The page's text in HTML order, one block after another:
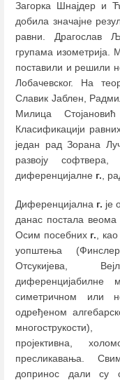
Загорка Шнајдер и
добила значајне
равни. Драгослав
групама изометрија.
поставили и решили
Лобачевског. На
Славик Јаблен,
Милица
Класификацији
један рад Зорана
развоју
диференцијалне г. ,
Диференцијална г. је
данас постала веома
Осим посебних г. ,
уопштења
Отсукијева,
диференцијабилне
симетричном или
одређеном
многострукости),
пројективна,
пресликавања.
допринос дали су